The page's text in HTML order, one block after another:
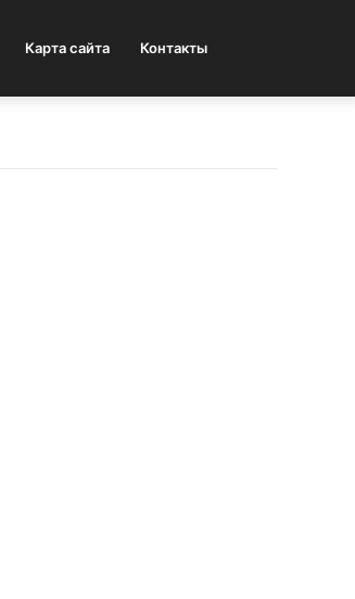
Карта сайта Контакты